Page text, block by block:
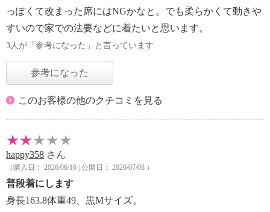
っぽくて改まった席にはNGかなと。でも柔らかくて動きや
すいので家での法要などに着たいと思います。
3人が「参考になった」と言っています
参考になった
このお客様の他のクチコミを見る
happy358 さん
（購入日： 2026/06/16 | 公開日： 2026/07/08 ）
普段着にします
身長163.8体重49、黒Mサイズ。